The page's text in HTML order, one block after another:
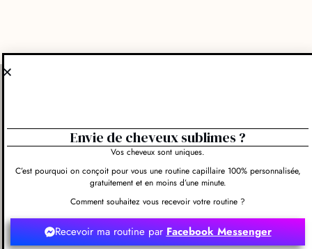
Tous les salons de coiffure
Salons de coiffure par ville
Les enseignes de salons de coiffure
Inspirations de coiffure femme
Envie de cheveux sublimes ?
Vos cheveux sont uniques.
C’est pourquoi on conçoit pour vous une routine capillaire 100% personnalisée,
gratuitement et en moins d’une minute.
Comment souhaitez vous recevoir votre routine ?
Recevoir ma routine parFacebook Messenger